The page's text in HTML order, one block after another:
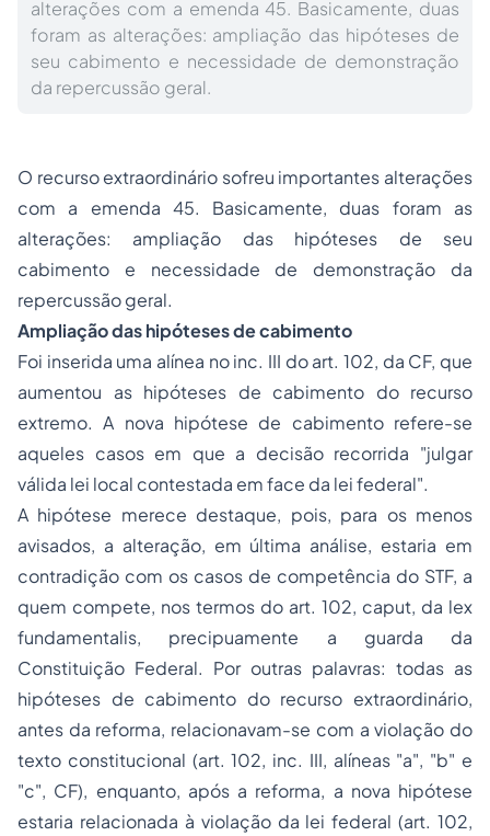
alterações com a emenda 45. Basicamente, duas
foram as alterações: ampliação das hipóteses de
seu cabimento e necessidade de demonstração
da repercussão geral.
O recurso extraordinário sofreu importantes alterações
com a emenda 45. Basicamente, duas foram as
alterações: ampliação das hipóteses de seu
cabimento e necessidade de demonstração da
repercussão geral.
Ampliação das hipóteses de cabimento
Foi inserida uma alínea no inc. III do art. 102, da CF, que
aumentou as hipóteses de cabimento do recurso
extremo. A nova hipótese de cabimento refere-se
aqueles casos em que a decisão recorrida "julgar
válida lei local contestada em face da lei federal".
A hipótese merece destaque, pois, para os menos
avisados, a alteração, em última análise, estaria em
contradição com os casos de competência do STF, a
quem compete, nos termos do art. 102, caput, da lex
fundamentalis, precipuamente a guarda da
Constituição Federal. Por outras palavras: todas as
hipóteses de cabimento do recurso extraordinário,
antes da reforma, relacionavam-se com a violação do
texto constitucional (art. 102, inc. III, alíneas "a", "b" e
"c", CF), enquanto, após a reforma, a nova hipótese
estaria relacionada à violação da lei federal (art. 102,